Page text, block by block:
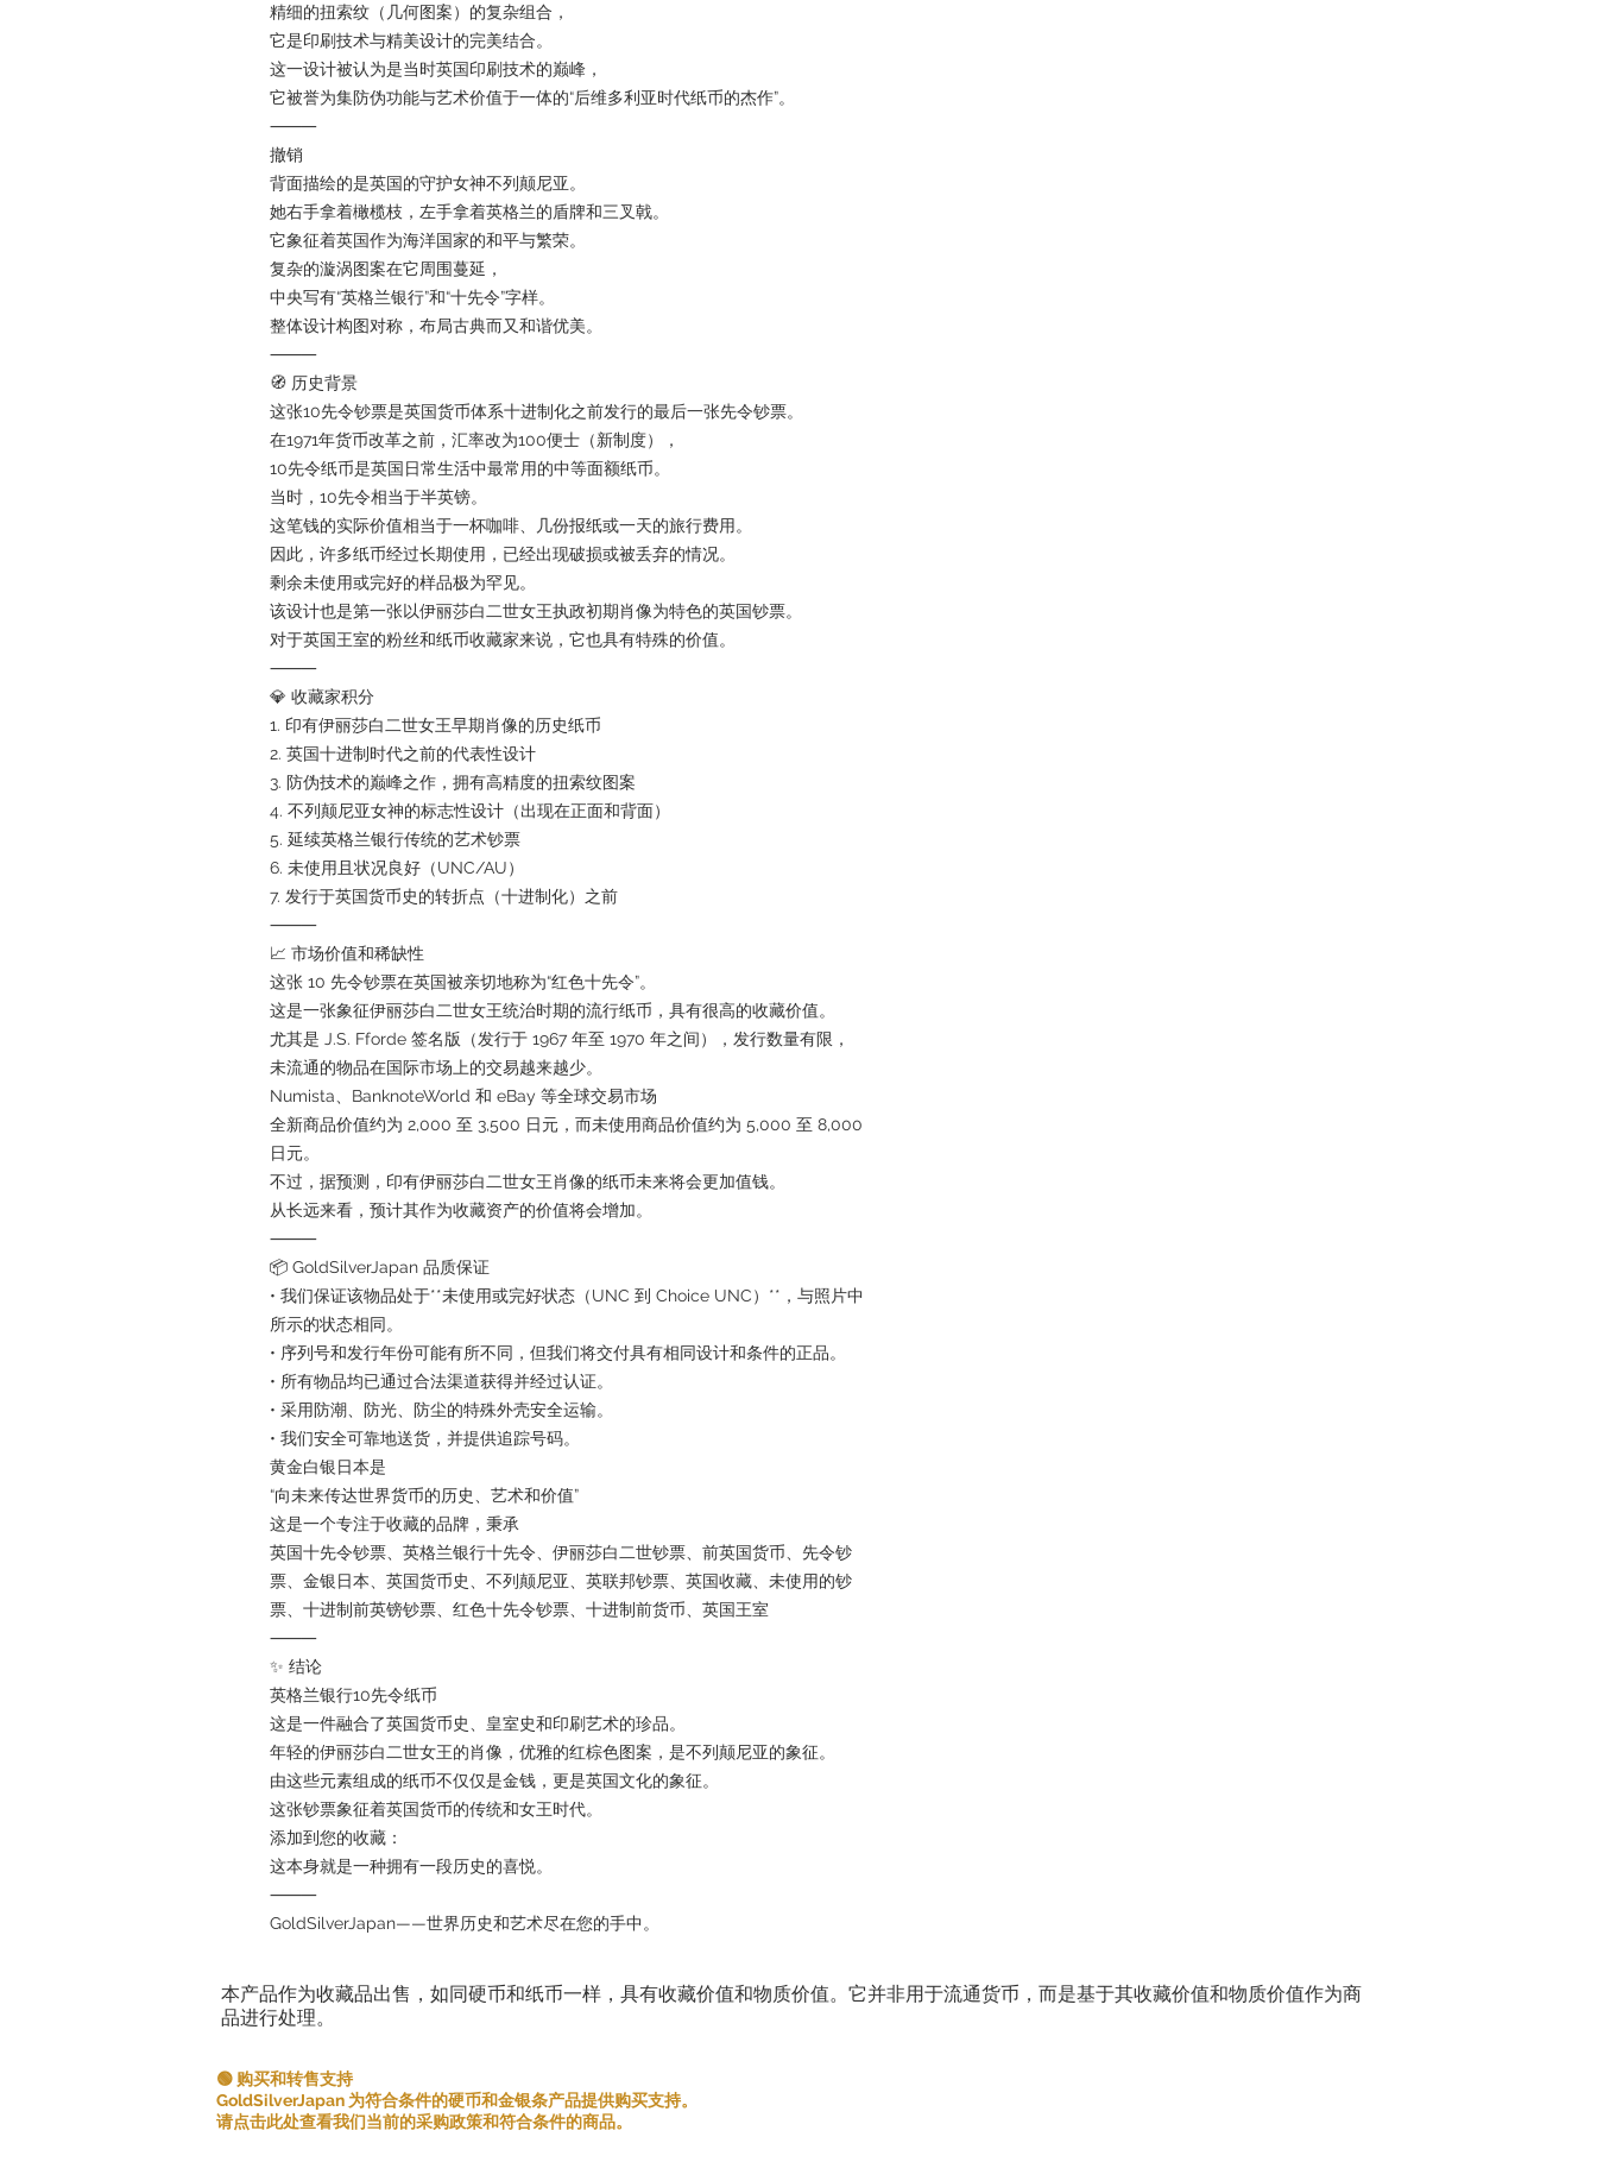
精细的扭索纹（几何图案）的复杂组合，
它是印刷技术与精美设计的完美结合。
这一设计被认为是当时英国印刷技术的巅峰，
它被誉为集防伪功能与艺术价值于一体的“后维多利亚时代纸币的杰作”。
⸻
撤销
背面描绘的是英国的守护女神不列颠尼亚。
她右手拿着橄榄枝，左手拿着英格兰的盾牌和三叉戟。
它象征着英国作为海洋国家的和平与繁荣。
复杂的漩涡图案在它周围蔓延，
中央写有“英格兰银行”和“十先令”字样。
整体设计构图对称，布局古典而又和谐优美。
⸻
🧭 历史背景
这张10先令钞票是英国货币体系十进制化之前发行的最后一张先令钞票。
在1971年货币改革之前，汇率改为100便士（新制度），
10先令纸币是英国日常生活中最常用的中等面额纸币。
当时，10先令相当于半英镑。
这笔钱的实际价值相当于一杯咖啡、几份报纸或一天的旅行费用。
因此，许多纸币经过长期使用，已经出现破损或被丢弃的情况。
剩余未使用或完好的样品极为罕见。
该设计也是第一张以伊丽莎白二世女王执政初期肖像为特色的英国钞票。
对于英国王室的粉丝和纸币收藏家来说，它也具有特殊的价值。
⸻
💎 收藏家积分
1. 印有伊丽莎白二世女王早期肖像的历史纸币
2. 英国十进制时代之前的代表性设计
3. 防伪技术的巅峰之作，拥有高精度的扭索纹图案
4. 不列颠尼亚女神的标志性设计（出现在正面和背面）
5. 延续英格兰银行传统的艺术钞票
6. 未使用且状况良好（UNC/AU）
7. 发行于英国货币史的转折点（十进制化）之前
⸻
📈 市场价值和稀缺性
这张 10 先令钞票在英国被亲切地称为“红色十先令”。
这是一张象征伊丽莎白二世女王统治时期的流行纸币，具有很高的收藏价值。
尤其是 J.S. Fforde 签名版（发行于 1967 年至 1970 年之间），发行数量有限，
未流通的物品在国际市场上的交易越来越少。
Numista、BanknoteWorld 和 eBay 等全球交易市场
全新商品价值约为 2,000 至 3,500 日元，而未使用商品价值约为 5,000 至 8,000
日元。
不过，据预测，印有伊丽莎白二世女王肖像的纸币未来将会更加值钱。
从长远来看，预计其作为收藏资产的价值将会增加。
⸻
📦 GoldSilverJapan 品质保证
• 我们保证该物品处于**未使用或完好状态（UNC 到 Choice UNC）**，与照片中
所示的状态相同。
• 序列号和发行年份可能有所不同，但我们将交付具有相同设计和条件的正品。
• 所有物品均已通过合法渠道获得并经过认证。
• 采用防潮、防光、防尘的特殊外壳安全运输。
• 我们安全可靠地送货，并提供追踪号码。
黄金白银日本是
“向未来传达世界货币的历史、艺术和价值”
这是一个专注于收藏的品牌，秉承
英国十先令钞票、英格兰银行十先令、伊丽莎白二世钞票、前英国货币、先令钞
票、金银日本、英国货币史、不列颠尼亚、英联邦钞票、英国收藏、未使用的钞
票、十进制前英镑钞票、红色十先令钞票、十进制前货币、英国王室
⸻
✨ 结论
英格兰银行10先令纸币
这是一件融合了英国货币史、皇室史和印刷艺术的珍品。
年轻的伊丽莎白二世女王的肖像，优雅的红棕色图案，是不列颠尼亚的象征。
由这些元素组成的纸币不仅仅是金钱，更是英国文化的象征。
这张钞票象征着英国货币的传统和女王时代。
添加到您的收藏：
这本身就是一种拥有一段历史的喜悦。
⸻
GoldSilverJapan——世界历史和艺术尽在您的手中。
本产品作为收藏品出售，如同硬币和纸币一样，具有收藏价值和物质价值。它并非用于流通货币，而是基于其收藏价值和物质价值作为商
品进行处理。
🟢 购买和转售支持
GoldSilverJapan 为符合条件的硬币和金银条产品提供购买支持。
请点击此处查看我们当前的采购政策和符合条件的商品。